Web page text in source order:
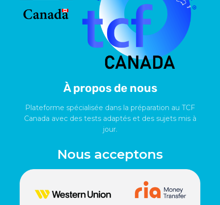
À propos de nous
Plateforme spécialisée dans la préparation au TCF
Canada avec des tests adaptés et des sujets mis à
jour.
Nous acceptons